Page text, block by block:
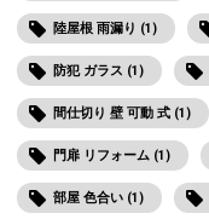
陸屋根 雨漏り (1)
防犯 ガラス (1)
間仕切り 壁 可動 式 (1)
門扉 リフォーム (1)
部屋 色合い (1)